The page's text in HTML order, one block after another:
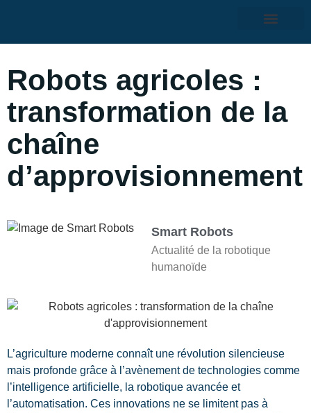
Robots agricoles :
transformation de la
chaîne
d’approvisionnement
Smart Robots
Actualité de la robotique
humanoïde
L’agriculture moderne connaît une révolution silencieuse
mais profonde grâce à l’avènement de technologies comme
l’intelligence artificielle, la robotique avancée et
l’automatisation. Ces innovations ne se limitent pas à